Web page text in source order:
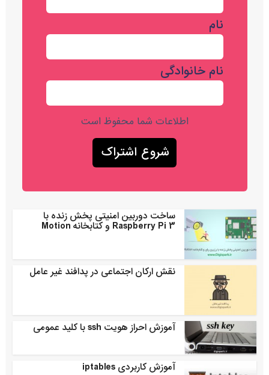
نام
نام خانوادگی
اطلاعات شما محفوظ است
ساخت دوربین امنیتی پخش زنده با
Raspberry Pi 3 و کتابخانه Motion
نقش ارکان اجتماعی در پدافند غیر عامل
آموزش احراز هویت ssh با کلید عمومی
آموزش کاربردی iptables